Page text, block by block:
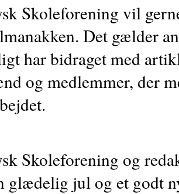
Skoleforening vil
Det gælder
har bidraget med
og medlemmer, der
Skoleforening og
glædelig jul og et godt